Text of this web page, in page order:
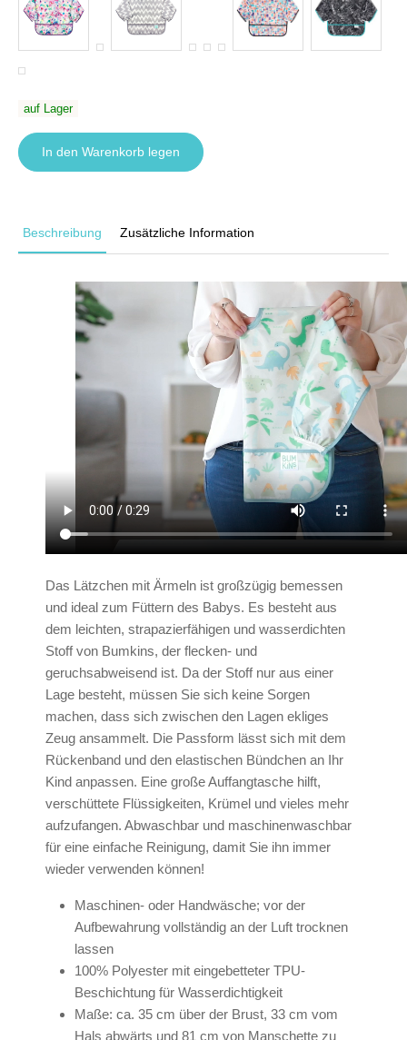
auf Lager
In den Warenkorb legen
Beschreibung Zusätzliche Information
Das Lätzchen mit Ärmeln ist großzügig bemessen
und ideal zum Füttern des Babys. Es besteht aus
dem leichten, strapazierfähigen und wasserdichten
Stoff von Bumkins, der flecken- und
geruchsabweisend ist. Da der Stoff nur aus einer
Lage besteht, müssen Sie sich keine Sorgen
machen, dass sich zwischen den Lagen ekliges
Zeug ansammelt. Die Passform lässt sich mit dem
Rückenband und den elastischen Bündchen an Ihr
Kind anpassen. Eine große Auffangtasche hilft,
verschüttete Flüssigkeiten, Krümel und vieles mehr
aufzufangen. Abwaschbar und maschinenwaschbar
für eine einfache Reinigung, damit Sie ihn immer
wieder verwenden können!
Maschinen- oder Handwäsche; vor der
Aufbewahrung vollständig an der Luft trocknen
lassen
100% Polyester mit eingebetteter TPU-
Beschichtung für Wasserdichtigkeit
Maße: ca. 35 cm über der Brust, 33 cm vom
Hals abwärts und 81 cm von Manschette zu